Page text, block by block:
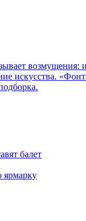
искусства.
балет
ярмарку